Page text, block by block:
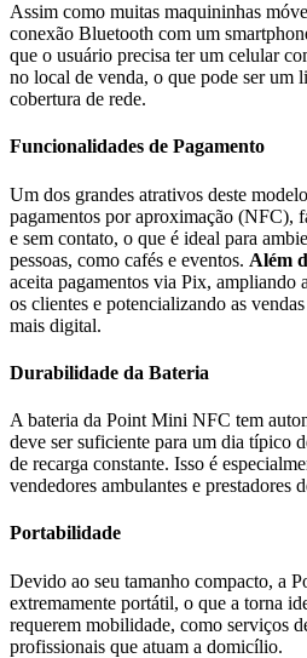
Assim como muitas maquininhas
conexão Bluetooth com um
que o usuário precisa ter um celular
no local de venda, o que pode ser um
cobertura de rede.
Funcionalidades de Pagamento
Um dos grandes atrativos deste
pagamentos por aproximação (NFC),
e sem contato, o que é ideal para
pessoas, como cafés e eventos. Além
aceita pagamentos via Pix, ampliando
os clientes e potencializando as
mais digital.
Durabilidade da Bateria
A bateria da Point Mini NFC tem
deve ser suficiente para um dia típico
de recarga constante. Isso é
vendedores ambulantes e prestadores
Portabilidade
Devido ao seu tamanho compacto, a
extremamente portátil, o que a torna
requerem mobilidade, como serviços
profissionais que atuam a domicílio.